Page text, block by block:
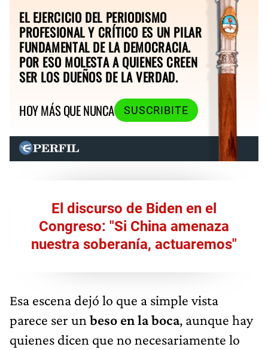
EL EJERCICIO DEL PERIODISMO
PROFESIONAL Y CRÍTICO ES UN PILAR
FUNDAMENTAL DE LA DEMOCRACIA.
POR ESO MOLESTA A QUIENES CREEN
SER LOS DUEÑOS DE LA VERDAD.
HOY MÁS QUE NUNCA
SUSCRIBITE
El discurso de Biden en el
Congreso: "Si China amenaza
nuestra soberanía, actuaremos"
Esa escena dejó lo que a simple vista
parece ser un beso en la boca, aunque hay
quienes dicen que no necesariamente lo